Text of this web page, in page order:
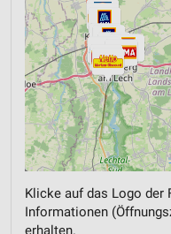
Klicke auf das Logo der
Informationen
erhalten.